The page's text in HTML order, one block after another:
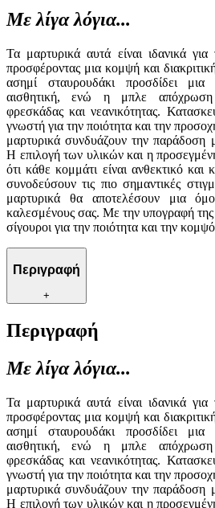
Με λίγα λόγια...
Τα μαρτυρικά αυτά είναι ιδανικά
προσφέροντας μια κομψή και
ασημί σταυρουδάκι προσδίδει μια
αισθητική, ενώ η μπλε απόχρωση
φρεσκάδας και νεανικότητας.
γνωστή για την ποιότητα και την
μαρτυρικά συνδυάζουν την παράδοση
Η επιλογή των υλικών και η
ότι κάθε κομμάτι είναι ανθεκτικό και
συνοδεύσουν τις πιο σημαντικές
μαρτυρικά θα αποτελέσουν μια
καλεσμένους σας. Με την υπογραφή της
σίγουροι για την ποιότητα και την
Περιγραφή
+
Περιγραφή
Με λίγα λόγια...
Τα μαρτυρικά αυτά είναι ιδανικά
προσφέροντας μια κομψή και
ασημί σταυρουδάκι προσδίδει μια
αισθητική, ενώ η μπλε απόχρωση
φρεσκάδας και νεανικότητας.
γνωστή για την ποιότητα και την
μαρτυρικά συνδυάζουν την παράδοση
Η επιλογή των υλικών και η